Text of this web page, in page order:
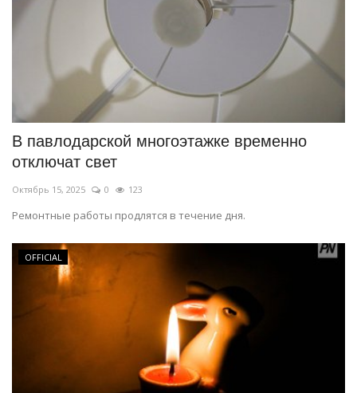
В павлодарской многоэтажке временно
отключат свет
Октябрь 15, 2025 0 123
Ремонтные работы продлятся в течение дня.
OFFICIAL